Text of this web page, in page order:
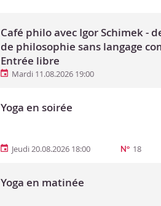
Café philo avec Igor Schimek -
de philosophie sans langage
Entrée libre
Mardi 11.08.2026 19:00
Yoga en soirée
Jeudi 20.08.2026 18:00 N° 18
Yoga en matinée